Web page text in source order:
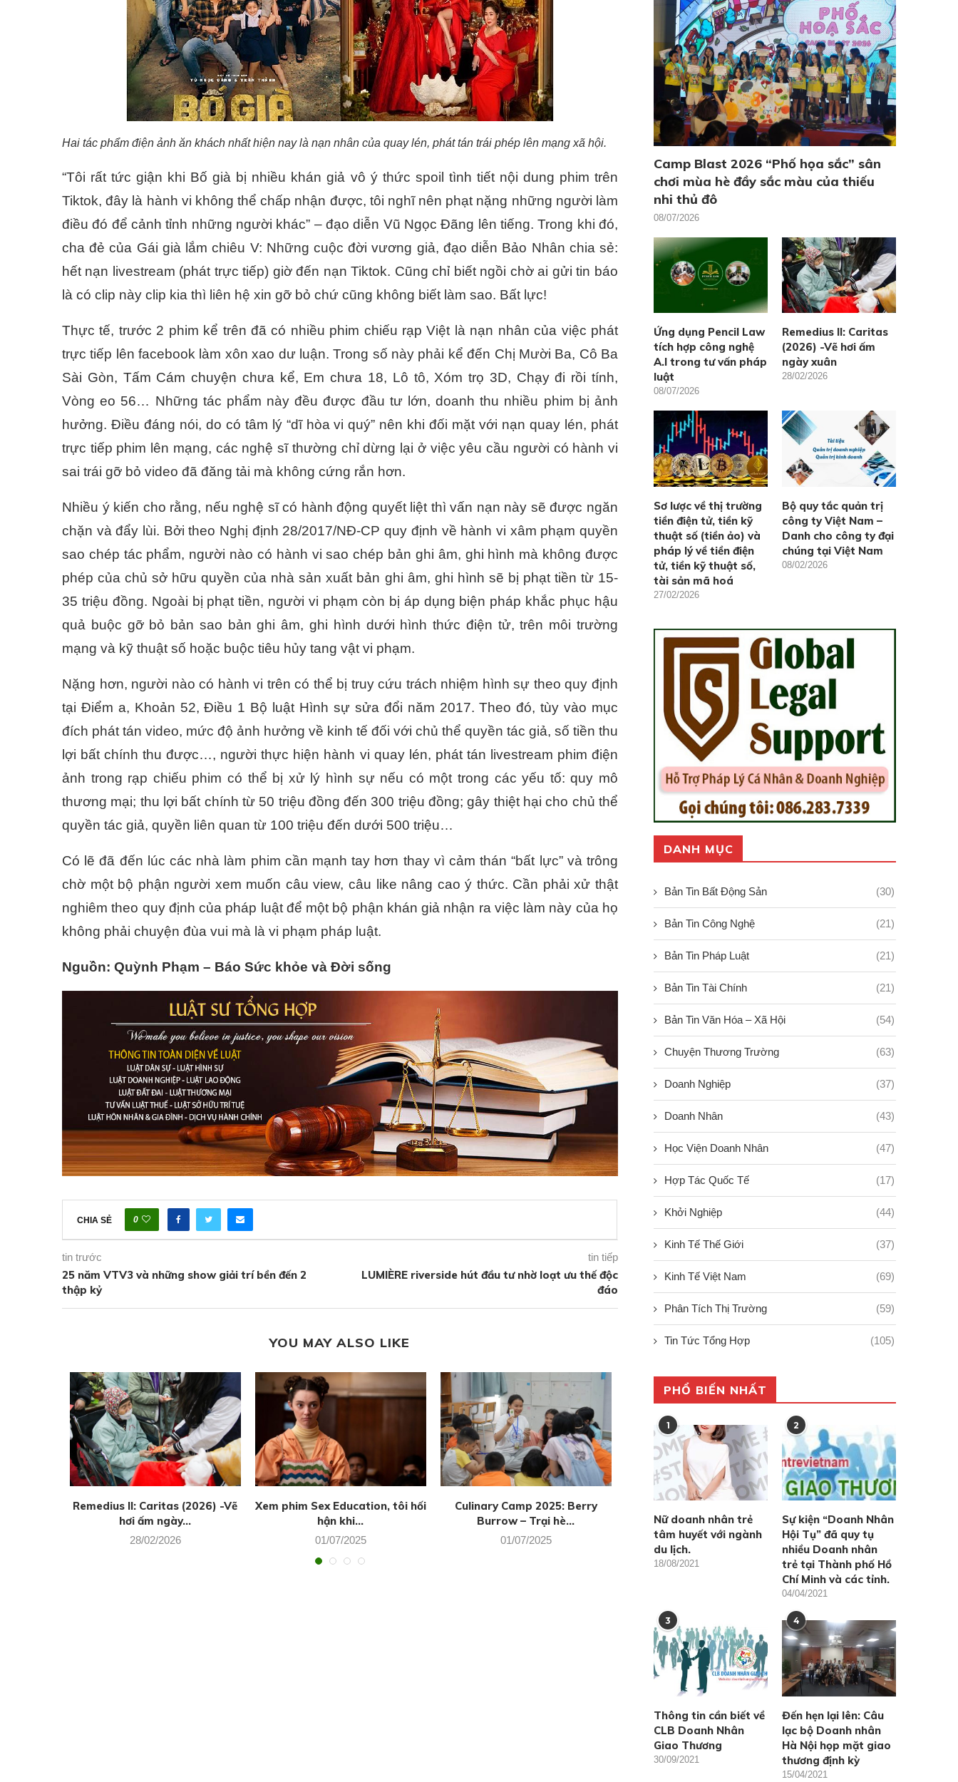
Hai tác phẩm điện ảnh ăn khách nhất hiện nay là nạn nhân của quay lén, phát tán trái phép lên mạng xã hội.
“Tôi rất tức giận khi Bố già bị nhiều khán giả vô ý thức spoil tình tiết nội dung phim trên
Tiktok, đây là hành vi không thể chấp nhận được, tôi nghĩ nên phạt nặng những người làm
điều đó để cảnh tỉnh những người khác” – đạo diễn Vũ Ngọc Đãng lên tiếng. Trong khi đó,
cha đẻ của Gái già lắm chiêu V: Những cuộc đời vương giả, đạo diễn Bảo Nhân chia sẻ:
hết nạn livestream (phát trực tiếp) giờ đến nạn Tiktok. Cũng chỉ biết ngồi chờ ai gửi tin báo
là có clip này clip kia thì liên hệ xin gỡ bỏ chứ cũng không biết làm sao. Bất lực!
Thực tế, trước 2 phim kể trên đã có nhiều phim chiếu rạp Việt là nạn nhân của việc phát
trực tiếp lên facebook làm xôn xao dư luận. Trong số này phải kể đến Chị Mười Ba, Cô Ba
Sài Gòn, Tấm Cám chuyện chưa kể, Em chưa 18, Lô tô, Xóm trọ 3D, Chạy đi rồi tính,
Vòng eo 56… Những tác phẩm này đều được đầu tư lớn, doanh thu nhiều phim bị ảnh
hưởng. Điều đáng nói, do có tâm lý “dĩ hòa vi quý” nên khi đối mặt với nạn quay lén, phát
trực tiếp phim lên mạng, các nghệ sĩ thường chỉ dừng lại ở việc yêu cầu người có hành vi
sai trái gỡ bỏ video đã đăng tải mà không cứng rắn hơn.
Nhiều ý kiến cho rằng, nếu nghệ sĩ có hành động quyết liệt thì vấn nạn này sẽ được ngăn
chặn và đẩy lùi. Bởi theo Nghị định 28/2017/NĐ-CP quy định về hành vi xâm phạm quyền
sao chép tác phẩm, người nào có hành vi sao chép bản ghi âm, ghi hình mà không được
phép của chủ sở hữu quyền của nhà sản xuất bản ghi âm, ghi hình sẽ bị phạt tiền từ 15-
35 triệu đồng. Ngoài bị phạt tiền, người vi phạm còn bị áp dụng biện pháp khắc phục hậu
quả buộc gỡ bỏ bản sao bản ghi âm, ghi hình dưới hình thức điện tử, trên môi trường
mạng và kỹ thuật số hoặc buộc tiêu hủy tang vật vi phạm.
Nặng hơn, người nào có hành vi trên có thể bị truy cứu trách nhiệm hình sự theo quy định
tại Điểm a, Khoản 52, Điều 1 Bộ luật Hình sự sửa đổi năm 2017. Theo đó, tùy vào mục
đích phát tán video, mức độ ảnh hưởng về kinh tế đối với chủ thể quyền tác giả, số tiền thu
lợi bất chính thu được…, người thực hiện hành vi quay lén, phát tán livestream phim điện
ảnh trong rạp chiếu phim có thể bị xử lý hình sự nếu có một trong các yếu tố: quy mô
thương mại; thu lợi bất chính từ 50 triệu đồng đến 300 triệu đồng; gây thiệt hại cho chủ thể
quyền tác giả, quyền liên quan từ 100 triệu đến dưới 500 triệu…
Có lẽ đã đến lúc các nhà làm phim cần mạnh tay hơn thay vì cảm thán “bất lực” và trông
chờ một bộ phận người xem muốn câu view, câu like nâng cao ý thức. Cần phải xử thật
nghiêm theo quy định của pháp luật để một bộ phận khán giả nhận ra việc làm này của họ
không phải chuyện đùa vui mà là vi phạm pháp luật.
Nguồn: Quỳnh Phạm – Báo Sức khỏe và Đời sống
CHIA SẺ 0
tin trước
25 năm VTV3 và những show giải trí bền đến 2
thập kỷ
tin tiếp
LUMIÈRE riverside hút đầu tư nhờ loạt ưu thế độc
đáo
YOU MAY ALSO LIKE
Remedius II: Caritas (2026) -Vẽ
hơi ấm ngày...
28/02/2026
Xem phim Sex Education, tôi hối
hận khi...
01/07/2025
Culinary Camp 2025: Berry
Burrow – Trại hè...
01/07/2025
Confiserie caprices – Vị...
08/03/2025
quả “từ cơ...
19/09/2024
Camp Blast 2026 “Phố họa sắc” sân
chơi mùa hè đầy sắc màu của thiếu
nhi thủ đô
08/07/2026
Ứng dụng Pencil Law
tích hợp công nghệ
A.I trong tư vấn pháp
luật
08/07/2026
Remedius II: Caritas
(2026) -Vẽ hơi ấm
ngày xuân
28/02/2026
Sơ lược về thị trường
tiền điện tử, tiền kỹ
thuật số (tiền ảo) và
pháp lý về tiền điện
tử, tiền kỹ thuật số,
tài sản mã hoá
27/02/2026
Bộ quy tắc quản trị
công ty Việt Nam –
Danh cho công ty đại
chúng tại Việt Nam
08/02/2026
DANH MỤC
Bản Tin Bất Động Sản (30)
Bản Tin Công Nghệ (21)
Bản Tin Pháp Luật (21)
Bản Tin Tài Chính (21)
Bản Tin Văn Hóa – Xã Hội (54)
Chuyện Thương Trường (63)
Doanh Nghiệp (37)
Doanh Nhân (43)
Học Viện Doanh Nhân (47)
Hợp Tác Quốc Tế (17)
Khởi Nghiệp (44)
Kinh Tế Thế Giới (37)
Kinh Tế Việt Nam (69)
Phân Tích Thị Trường (59)
Tin Tức Tổng Hợp (105)
PHỔ BIẾN NHẤT
1
Nữ doanh nhân trẻ
tâm huyết với ngành
du lịch.
18/08/2021
2
Sự kiện “Doanh Nhân
Hội Tụ” đã quy tụ
nhiều Doanh nhân
trẻ tại Thành phố Hồ
Chí Minh và các tỉnh.
04/04/2021
3
Thông tin cần biết về
CLB Doanh Nhân
Giao Thương
30/09/2021
4
Đến hẹn lại lên: Câu
lạc bộ Doanh nhân
Hà Nội họp mặt giao
thương định kỳ
15/04/2021